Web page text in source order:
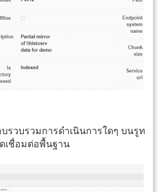
รวบรวมการดำเนินการใดๆ บนรูท
เชื่อมต่อพื้นฐาน